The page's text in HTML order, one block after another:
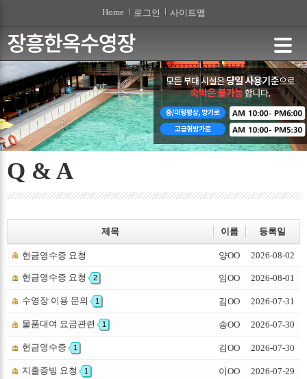
Home 로그인 사이트맵
Q & A
제목 이름 등록일
현금영수증 요청 양OO 2026-08-02
현금영수증 요청 2 임OO 2026-08-01
수영장 이용 문의 1 김OO 2026-07-31
물품대여 요금관련 1 송OO 2026-07-30
현금영수증 1 김OO 2026-07-30
지출증빙 요청 1 이OO 2026-07-29